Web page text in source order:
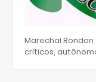
Marechal
críticos,